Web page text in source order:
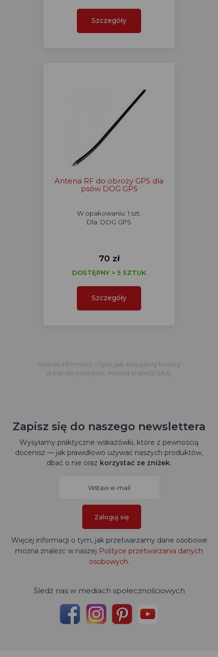
Szczegóły
Antena RF do obroży GPS dla
psów DOG GPS
W opakowaniu: 1 szt.
Dla: DOG GPS
70 zł
DOSTĘPNY > 5 SZTUK
Szczegóły
Więcej informacji o tym, jak sortujemy towary
w każdej kategorii, można znaleźć tutaj.
Zapisz się do naszego newslettera
Wysyłamy praktyczne wskazówki, które z pewnością
docenisz — jak prawidłowo używać naszych produktów,
dbać o nie oraz korzystać ze zniżek.
Zaloguj się
Więcej informacji o tym, jak przetwarzamy dane osobowe
można znaleźć w naszej Polityce przetwarzania danych
osobowych.
Śledź nas w mediach społecznościowych